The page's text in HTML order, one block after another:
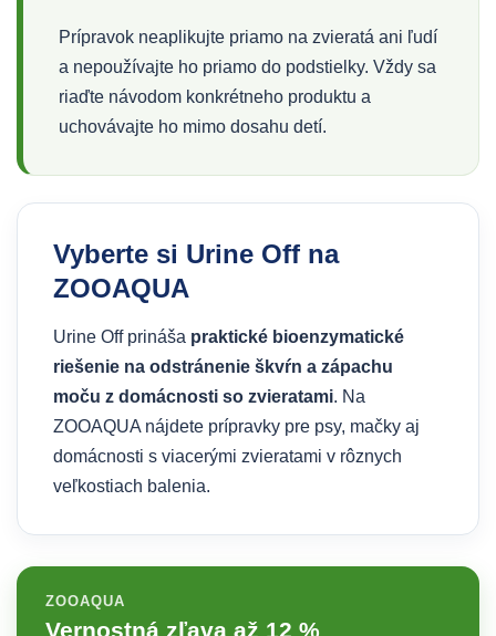
Prípravok neaplikujte priamo na zvieratá ani ľudí
a nepoužívajte ho priamo do podstielky. Vždy sa
riaďte návodom konkrétneho produktu a
uchovávajte ho mimo dosahu detí.
Vyberte si Urine Off na
ZOOAQUA
Urine Off prináša praktické bioenzymatické
riešenie na odstránenie škvŕn a zápachu
moču z domácnosti so zvieratami. Na
ZOOAQUA nájdete prípravky pre psy, mačky aj
domácnosti s viacerými zvieratami v rôznych
veľkostiach balenia.
ZOOAQUA
Vernostná zľava až 12 %